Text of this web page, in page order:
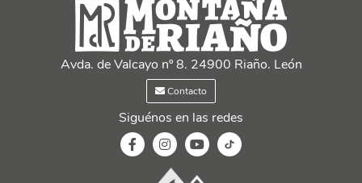
Avda. de Valcayo nº 8. 24900 Riaño. León
Contacto
Siguénos en las redes